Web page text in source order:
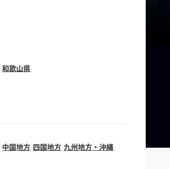
和歌山県
中国地方 四国地方 九州地方・沖縄